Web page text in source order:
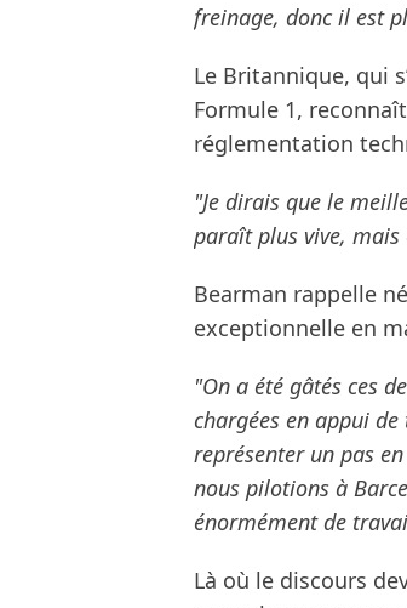
freinage, donc il est
Le Britannique, qui
Formule 1,
réglementation
"Je dirais que le
paraît plus vive, mais
Bearman rappelle
exceptionnelle en
"On a été gâtés ces
chargées en appui
représenter un pas
nous pilotions à
énormément de
Là où le discours